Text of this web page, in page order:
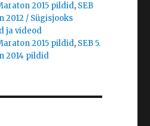
2015 pildid, SEB
2012 / Sügisjooks
ja videod
2015 pildid, SEB 5.
2014 pildid